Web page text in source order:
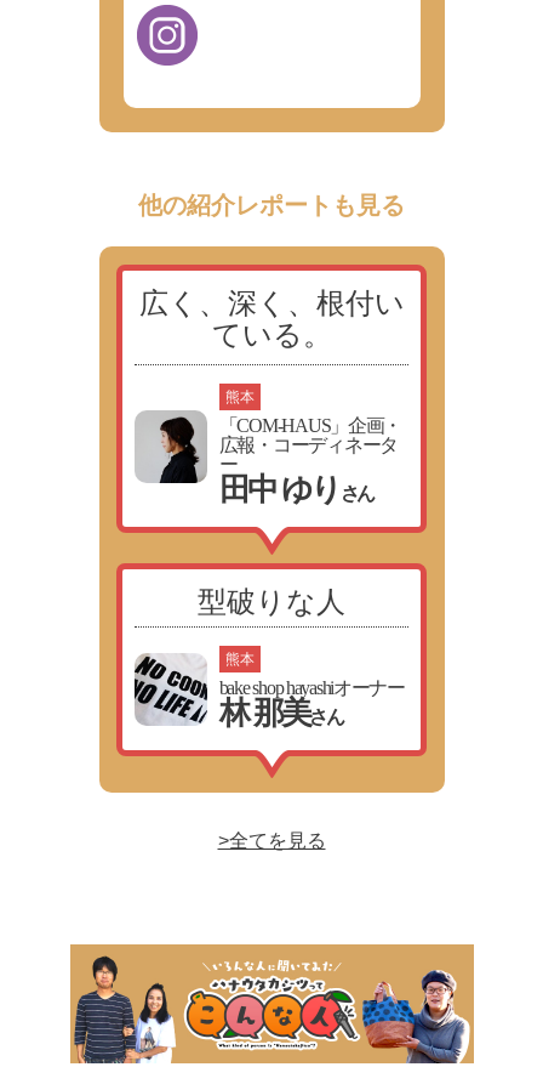
他の紹介レポートも見る
広く、深く、根付い
ている。
熊本
「COM-HAUS」企画・
広報・コーディネータ
ー
田中 ゆり さん
型破りな人
熊本
bake shop hayashiオーナー
林 那美さん
>全てを見る